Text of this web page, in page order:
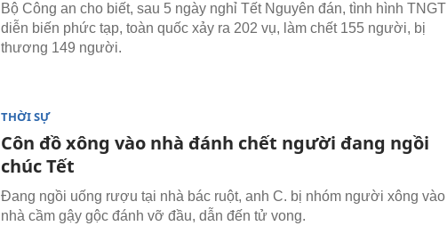
Bộ Công an cho biết, sau 5 ngày nghỉ Tết Nguyên đán, tình hình TNGT
diễn biến phức tạp, toàn quốc xảy ra 202 vụ, làm chết 155 người, bị
thương 149 người.
THỜI SỰ
Côn đồ xông vào nhà đánh chết người đang ngồi
chúc Tết
Đang ngồi uống rượu tại nhà bác ruột, anh C. bị nhóm người xông vào
nhà cầm gậy gộc đánh vỡ đầu, dẫn đến tử vong.